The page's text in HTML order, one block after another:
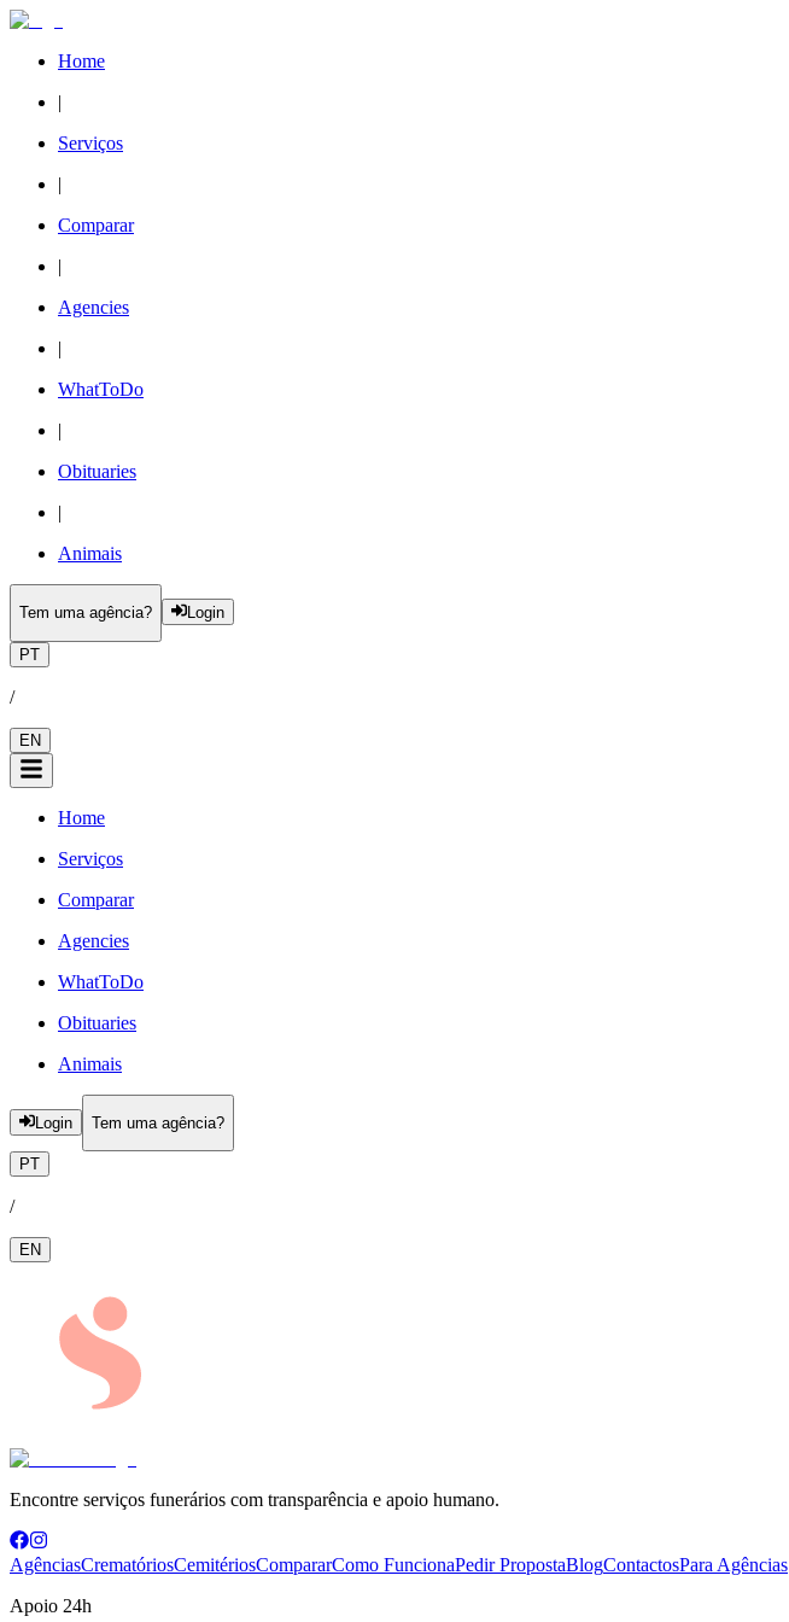
Home
|
Serviços
|
Comparar
|
Agencies
|
WhatToDo
|
Obituaries
|
Animais
Tem uma agência? Login
PT
/
EN
Home
Serviços
Comparar
Agencies
WhatToDo
Obituaries
Animais
Login Tem uma agência?
PT
/
EN
Encontre serviços funerários com transparência e apoio humano.
AgênciasCrematóriosCemitériosCompararComo FuncionaPedir PropostaBlogContactosPara Agências
Apoio 24h